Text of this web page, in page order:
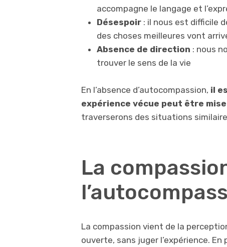
accompagne le langage et
Désespoir: il nous est difficile
des choses meilleures vont
Absence de direction : nous
trouver le sens de la vie
En l’absence d’autocompassion, il
expérience vécue peut être
traverserons des situations
La
La compassion vient de la
ouverte, sans juger l’expérience. En